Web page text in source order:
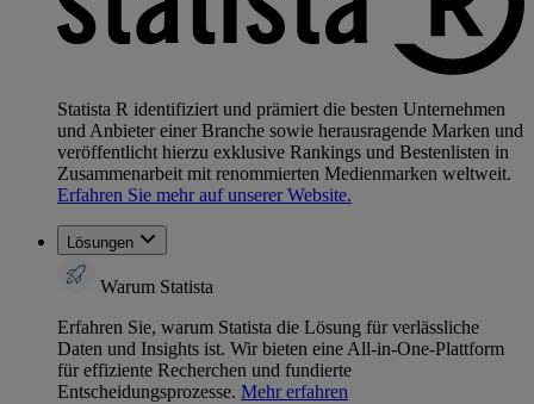
Statista R identifiziert und prämiert die besten Unternehmen
und Anbieter einer Branche sowie herausragende Marken und
veröffentlicht hierzu exklusive Rankings und Bestenlisten in
Zusammenarbeit mit renommierten Medienmarken weltweit.
Erfahren Sie mehr auf unserer Website.
Lösungen
Warum Statista
Erfahren Sie, warum Statista die Lösung für verlässliche
Daten und Insights ist. Wir bieten eine All-in-One-Plattform
für effiziente Recherchen und fundierte
Entscheidungsprozesse. Mehr erfahren